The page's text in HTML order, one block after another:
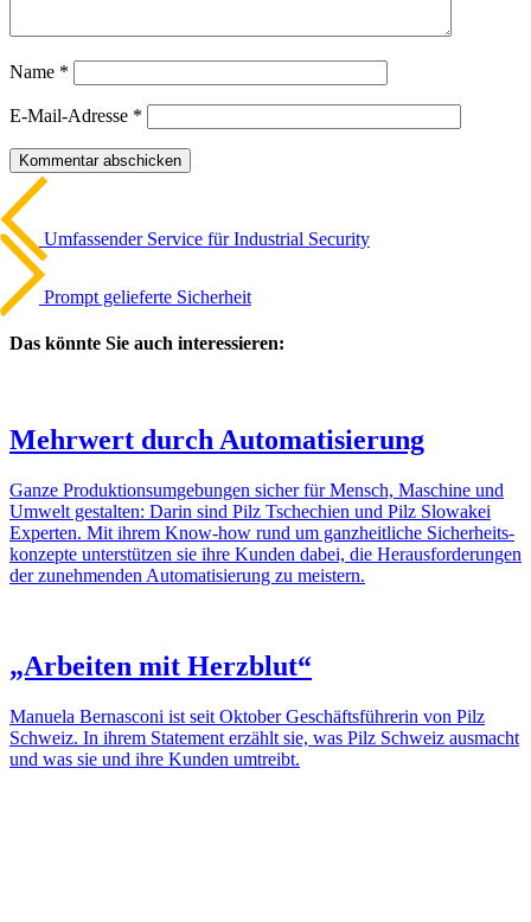
Name *
E-Mail-Adresse *
Beitrags-
Navigation
Umfas­sender Service für Indus­trial Security
Nächster
Artikel
Prompt gelie­ferte Sicher­heit
Das könnte Sie auch interessieren:
Mehr­wert durch Auto­ma­ti­sie­rung
Ganze Produk­ti­ons­um­ge­bungen sicher für Mensch, Maschine und
Umwelt gestalten: Darin sind Pilz Tsche­chien und Pilz Slowakei
Experten. Mit ihrem Know-how rund um ganz­heit­liche Sicher­heits­
kon­zepte unter­stützen sie ihre Kunden dabei, die Heraus­for­de­rungen
der zuneh­menden Auto­ma­ti­sie­rung zu meis­tern.
„Arbeiten mit Herz­blut“
Manuela Bernas­coni ist seit Oktober Geschäfts­füh­rerin von Pilz
Schweiz. In ihrem State­ment erzählt sie, was Pilz Schweiz ausmacht
und was sie und ihre Kunden umtreibt.